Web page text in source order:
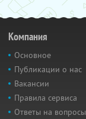
Компания
Основное
Публикации о нас
Вакансии
Правила сервиса
Ответы на вопросы